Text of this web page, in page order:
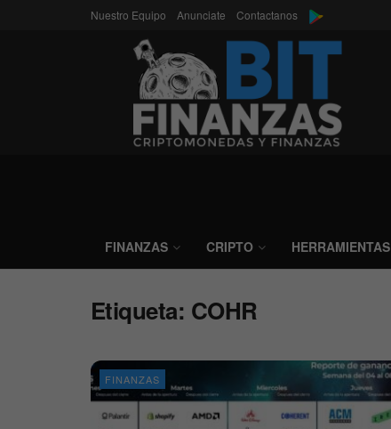
Nuestro Equipo Anunciate Contactanos
FINANZAS CRIPTO HERRAMIENTAS
Etiqueta: COHR
FINANZAS